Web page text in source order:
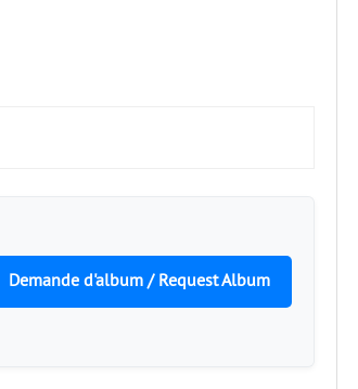
Demande d'album / Request Album